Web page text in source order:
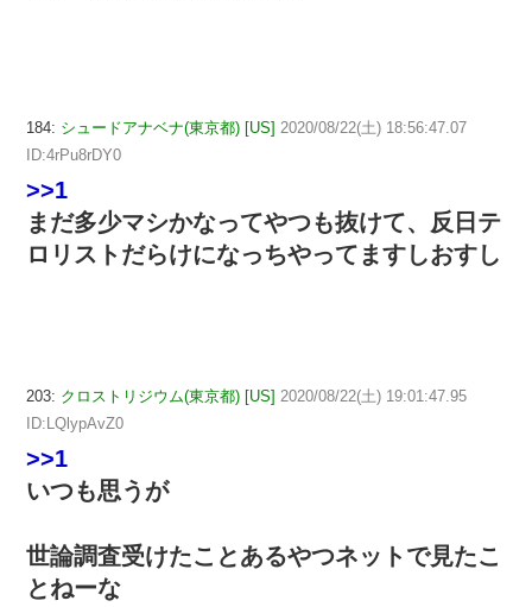
184: シュードアナベナ(東京都) [US] 2020/08/22(土) 18:56:47.07
ID:4rPu8rDY0
>>1
まだ多少マシかなってやつも抜けて、反日テ
ロリストだらけになっちやってますしおすし
203: クロストリジウム(東京都) [US] 2020/08/22(土) 19:01:47.95
ID:LQlypAvZ0
>>1
いつも思うが
世論調査受けたことあるやつネットで見たこ
とねーな